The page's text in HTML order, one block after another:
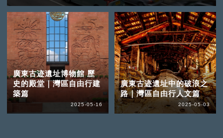
廣東古迹遺址博物館 歷
史的殿堂｜灣區自由行建
築篇
2025-05-16
廣東古迹遺址中的破浪之
路｜灣區自由行人文篇
2025-05-03